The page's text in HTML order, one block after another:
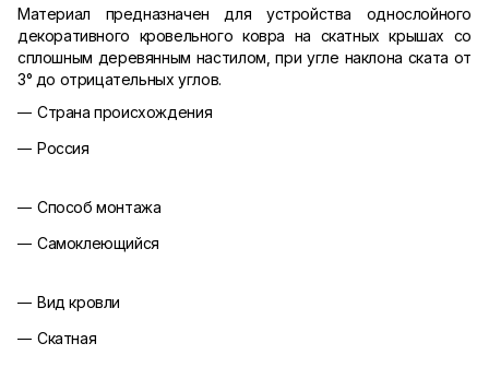
Материал предназначен для устройства однослойного
декоративного кровельного ковра на скатных крышах со
сплошным деревянным настилом, при угле наклона ската от
3° до отрицательных углов.
Страна происхождения
Россия
Способ монтажа
Самоклеющийся
Вид кровли
Скатная